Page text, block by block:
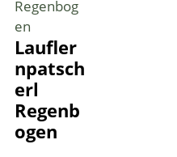
Laufler
npatsch
erl
Regenb
ogen